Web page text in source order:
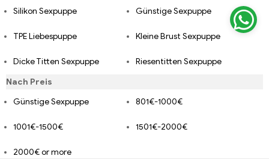
Silikon Sexpuppe Günstige Sexpuppe
TPE Liebespuppe Kleine Brust Sexpuppe
Dicke Titten Sexpuppe
Riesentitten Sexpuppe
Nach Preis
Günstige Sexpuppe
801€-1000€
1001€-1500€ 1501€-2000€
2000€ or more